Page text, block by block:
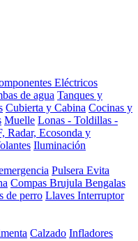
Eléctricos
de agua Tanques y
Cubierta y Cabina Cocinas y
Muelle Lonas - Toldillas -
Radar, Ecosonda y
Iluminación
Pulsera Evita
Compas Brujula Bengalas
de perro Llaves Interruptor
Calzado Infladores